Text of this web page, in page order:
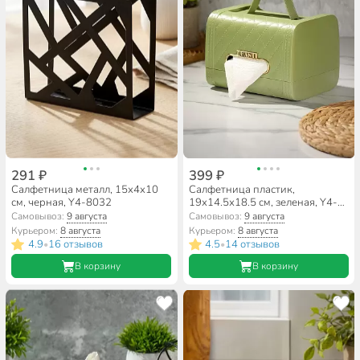
291 ₽
Салфетница металл, 15х4х10
см, черная, Y4-8032
Самовывоз:9 августа
Курьером:8 августа
4.9•16 отзывов
В корзину
399 ₽
Салфетница пластик,
19х14.5х18.5 см, зеленая, Y4-
7060
Самовывоз: 9 августа
Курьером: 8 августа
4.5•14 отзывов
В корзину